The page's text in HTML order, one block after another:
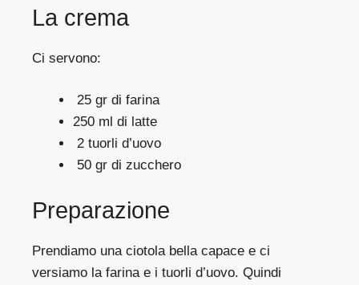
La crema
Ci servono:
25 gr di farina
250 ml di latte
2 tuorli d’uovo
50 gr di zucchero
Preparazione
Prendiamo una ciotola bella capace e ci
versiamo la farina e i tuorli d’uovo. Quindi